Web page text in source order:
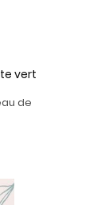
vert
de